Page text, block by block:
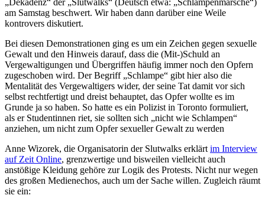
am Samstag beschwert. Wir haben dann darüber eine Weile
kontrovers diskutiert.
Bei diesen Demonstrationen ging es um ein Zeichen gegen sexuelle
Gewalt und den Hinweis darauf, dass die (Mit-)Schuld an
Vergewaltigungen und Übergriffen häufig immer noch den Opfern
zugeschoben wird. Der Begriff „Schlampe“ gibt hier also die
Mentalität des Vergewaltigers wider, der seine Tat damit vor sich
selbst rechtfertigt und dreist behauptet, das Opfer wollte es im
Grunde ja so haben. So hatte es ein Polizist in Toronto formuliert,
als er Studentinnen riet, sie sollten sich „nicht wie Schlampen“
anziehen, um nicht zum Opfer sexueller Gewalt zu werden
Anne Wizorek, die Organisatorin der Slutwalks erklärt im Interview
auf Zeit Online, grenzwertige und bisweilen vielleicht auch
anstößige Kleidung gehöre zur Logik des Protests. Nicht nur wegen
des großen Medienechos, auch um der Sache willen. Zugleich räumt
sie ein: